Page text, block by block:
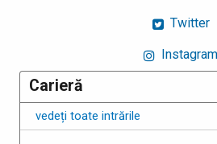
Twitter
Instagram
Carieră
vedeți toate intrările